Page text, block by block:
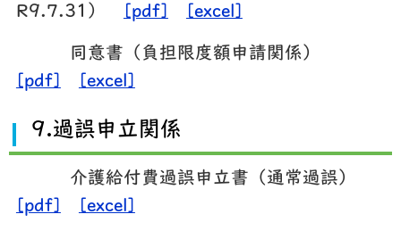
R9.7.31）
[pdf] [excel]
同意書（負担限度額申請関係）
[pdf]
[excel]
9.過誤申立関係
介護給付費過誤申立書（通常過誤）
[pdf]
[excel]